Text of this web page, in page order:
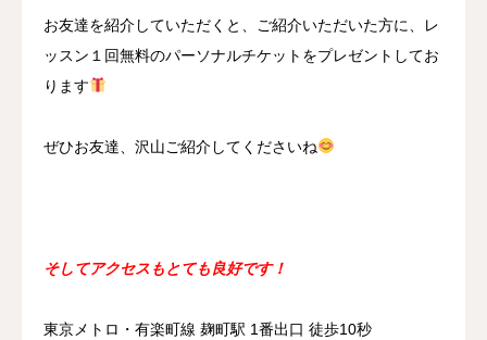
お友達を紹介していただくと、ご紹介いただいた方に、レ
ッスン１回無料のパーソナルチケットをプレゼントしてお
ります
ぜひお友達、沢山ご紹介してくださいね
そしてアクセスもとても良好です！
東京メトロ・有楽町線 麹町駅 1番出口 徒歩10秒